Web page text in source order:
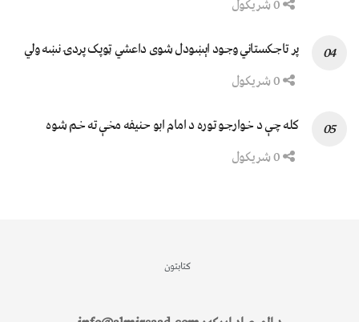
پر تاجکستاني وجود اېښودل شوی داعشي ټوپک پردۍ نښه ولي
کله چې د خوارجو توره د امام ابو حنیفه مخې ته خم شوه
کتابتون